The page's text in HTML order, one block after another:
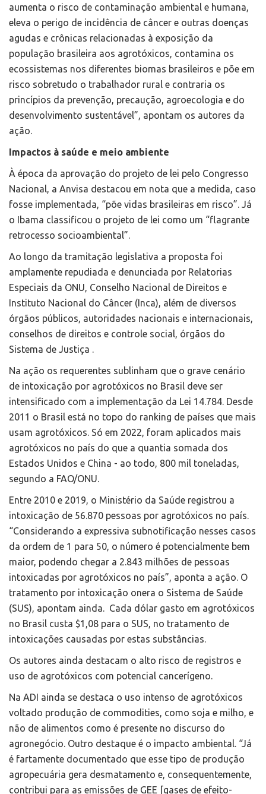
aumenta o risco de contaminação ambiental e humana,
eleva o perigo de incidência de câncer e outras doenças
agudas e crônicas relacionadas à exposição da
população brasileira aos agrotóxicos, contamina os
ecossistemas nos diferentes biomas brasileiros e põe em
risco sobretudo o trabalhador rural e contraria os
princípios da prevenção, precaução, agroecologia e do
desenvolvimento sustentável”, apontam os autores da
ação.
Impactos à saúde e meio ambiente
À época da aprovação do projeto de lei pelo Congresso
Nacional, a Anvisa destacou em nota que a medida, caso
fosse implementada, “põe vidas brasileiras em risco”. Já
o Ibama classificou o projeto de lei como um “flagrante
retrocesso socioambiental”.
Ao longo da tramitação legislativa a proposta foi
amplamente repudiada e denunciada por Relatorias
Especiais da ONU, Conselho Nacional de Direitos e
Instituto Nacional do Câncer (Inca), além de diversos
órgãos públicos, autoridades nacionais e internacionais,
conselhos de direitos e controle social, órgãos do
Sistema de Justiça .
Na ação os requerentes sublinham que o grave cenário
de intoxicação por agrotóxicos no Brasil deve ser
intensificado com a implementação da Lei 14.784. Desde
2011 o Brasil está no topo do ranking de países que mais
usam agrotóxicos. Só em 2022, foram aplicados mais
agrotóxicos no país do que a quantia somada dos
Estados Unidos e China - ao todo, 800 mil toneladas,
segundo a FAO/ONU.
Entre 2010 e 2019, o Ministério da Saúde registrou a
intoxicação de 56.870 pessoas por agrotóxicos no país.
“Considerando a expressiva subnotificação nesses casos
da ordem de 1 para 50, o número é potencialmente bem
maior, podendo chegar a 2.843 milhões de pessoas
intoxicadas por agrotóxicos no país”, aponta a ação. O
tratamento por intoxicação onera o Sistema de Saúde
(SUS), apontam ainda. Cada dólar gasto em agrotóxicos
no Brasil custa $1,08 para o SUS, no tratamento de
intoxicações causadas por estas substâncias.
Os autores ainda destacam o alto risco de registros e
uso de agrotóxicos com potencial cancerígeno.
Na ADI ainda se destaca o uso intenso de agrotóxicos
voltado produção de commodities, como soja e milho, e
não de alimentos como é presente no discurso do
agronegócio. Outro destaque é o impacto ambiental. “Já
é fartamente documentado que esse tipo de produção
agropecuária gera desmatamento e, consequentemente,
contribui para as emissões de GEE [gases de efeito-